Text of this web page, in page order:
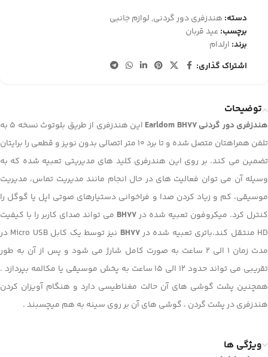
دسته: هندزفری دور گردنی, لوازم جانبی
برچسب:عید قربان
برند: ارلدام
اشتراک گذاری:
توضیحات
هندزفری دور گردنی Earldom BH77
این هندزفری از طریق بلوتوث نسخه 5 به
تلفن همراهتان متصل شده و تا برد 10 متر اتصالی بدون نویز و قطعی را برایتان
تضمین می کند. بر روی این هندرفری کلید های مدیریتی تعبیه شده که به
وسیله آن می توان فعالیت های در حال انجام مانند مدیریت تماس، مدیریت
موسیقی، کم و زیاد کردن صدا و فراخوانی دستیارهای صوتی اپل یا گوگل را
کنترل کرد. میکروفون تعبیه شده درBH77 می تواند صدای کاربر را با کیفیت
HD منتقل کند.باتری تعبیه شده در
BH77
نیز توسط یک کابل Micro USB در
مدت زمان 1 الی 2 ساعت به صورت کامل شارژ می شود و پس از آن به طور
تقریبی می تواند حدود 12 الی 15 ساعت به پخش موسیقی یا مکالمه بپردازد .
همچنین پشت گوشی های آن حالت مغناطیسی دارد و هنگام آویزان کردن
هندزفری در پشت گردن ، گوشی های آن بر روی سینه به هم میچسبند .
ویژگی ها